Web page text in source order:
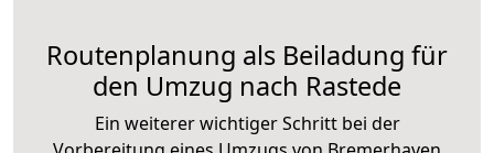
Routenplanung als Beiladung für
den Umzug nach Rastede
Ein weiterer wichtiger Schritt bei der